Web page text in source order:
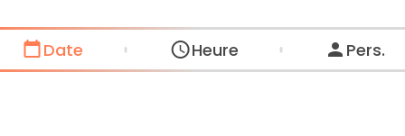
Date Heure Pers.